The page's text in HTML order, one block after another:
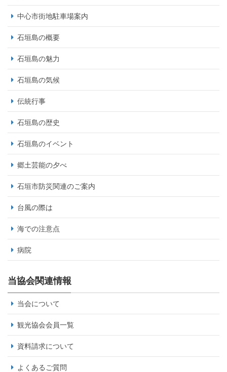
中心市街地駐車場案内
石垣島の概要
石垣島の魅力
石垣島の気候
伝統行事
石垣島の歴史
石垣島のイベント
郷土芸能の夕べ
石垣市防災関連のご案内
台風の際は
海での注意点
病院
当協会関連情報
当会について
観光協会会員一覧
資料請求について
よくあるご質問